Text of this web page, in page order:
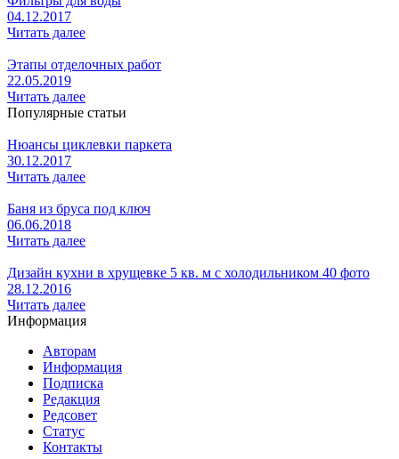
04.12.2017
Читать далее
Этапы отделочных работ
22.05.2019
Читать далее
Популярные статьи
Нюансы циклевки паркета
30.12.2017
Читать далее
Баня из бруса под ключ
06.06.2018
Читать далее
Дизайн кухни в хрущевке 5 кв. м с холодильником 40 фото
28.12.2016
Читать далее
Информация
Авторам
Информация
Подписка
Редакция
Редсовет
Статус
Контакты